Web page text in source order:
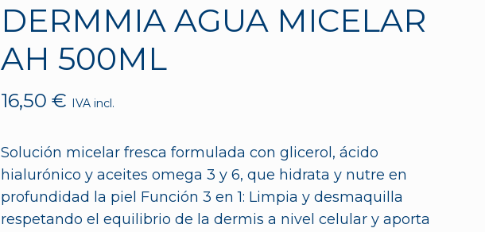
DERMMIA AGUA MICELAR
AH 500ML
16,50€ IVA incl.
Solución micelar fresca formulada con glicerol, ácido
hialurónico y aceites omega 3 y 6, que hidrata y nutre en
profundidad la piel Función 3 en 1: Limpia y desmaquilla
respetando el equilibrio de la dermis a nivel celular y aporta